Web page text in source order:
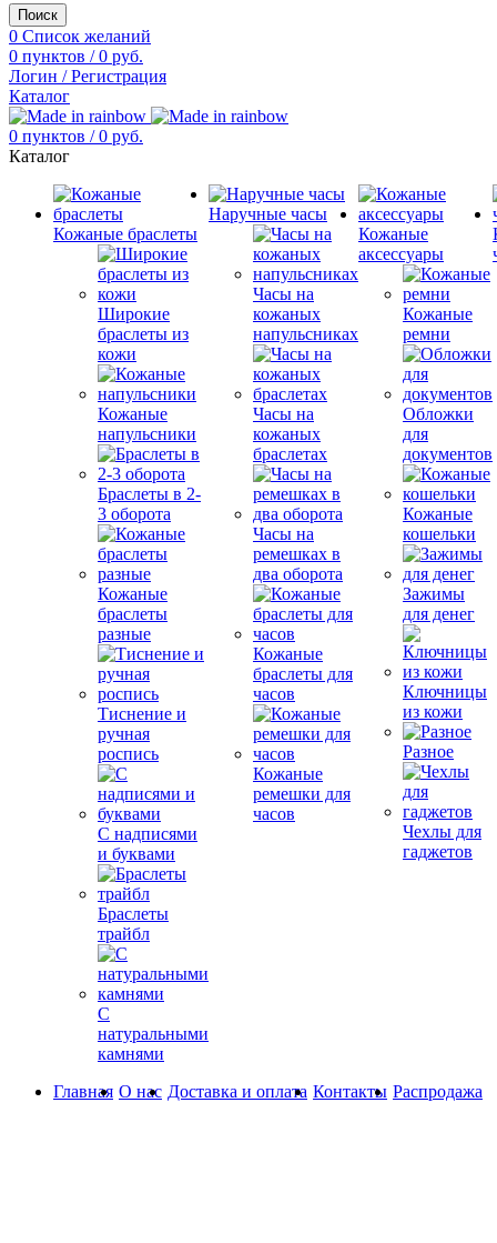
Поиск
0 Список желаний
0 пунктов / 0 руб.
Логин / Регистрация
Каталог
0 пунктов / 0 руб.
Каталог
Кожаные браслеты
Широкие
браслеты из
кожи
Кожаные
напульсники
Браслеты в 2-
3 оборота
Кожаные
браслеты
разные
Тиснение и
ручная
роспись
С надписями
и буквами
Браслеты
трайбл
С
натуральными
камнями
Наручные часы
Часы на
кожаных
напульсниках
Часы на
кожаных
браслетах
Часы на
ремешках в
два оборота
Кожаные
браслеты для
часов
Кожаные
ремешки для
часов
Кожаные
аксессуары
Кожаные
ремни
Обложки
для
документов
Кожаные
кошельки
Зажимы
для денег
Ключницы
из кожи
Разное
Чехлы для
гаджетов
Главная О нас Доставка и оплата Контакты Распродажа